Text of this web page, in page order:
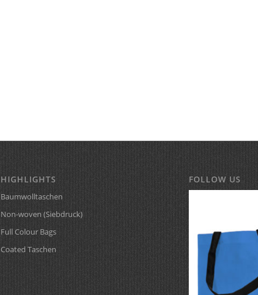
HIGHLIGHTS
Baumwolltaschen
Non-woven (Siebdruck)
Full Colour Bags
Coated Taschen
FOLLOW US